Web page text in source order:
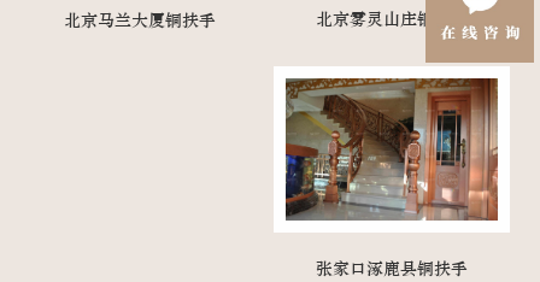
北京马兰大厦铜扶手 北京雾灵山庄铜扶手
张家口涿鹿县铜扶手